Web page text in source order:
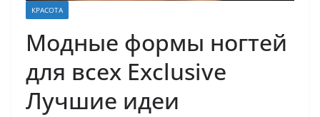
КРАСОТА
Модные формы ногтей
для всех Exclusive
Лучшие идеи